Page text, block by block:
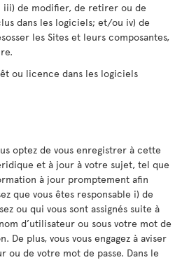
iii) de modifier, de retirer ou de
dans les logiciels; et/ou iv) de
les Sites et leurs composantes,
ou licence dans les logiciels
optez de vous enregistrer à cette
et à jour à votre sujet, tel que
à jour promptement afin
que vous êtes responsable i) de
ou qui vous sont assignés suite à
d’utilisateur ou sous votre mot de
plus, vous vous engagez à aviser
ou de votre mot de passe. Dans le